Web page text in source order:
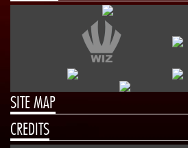
SITE MAP
CREDITS